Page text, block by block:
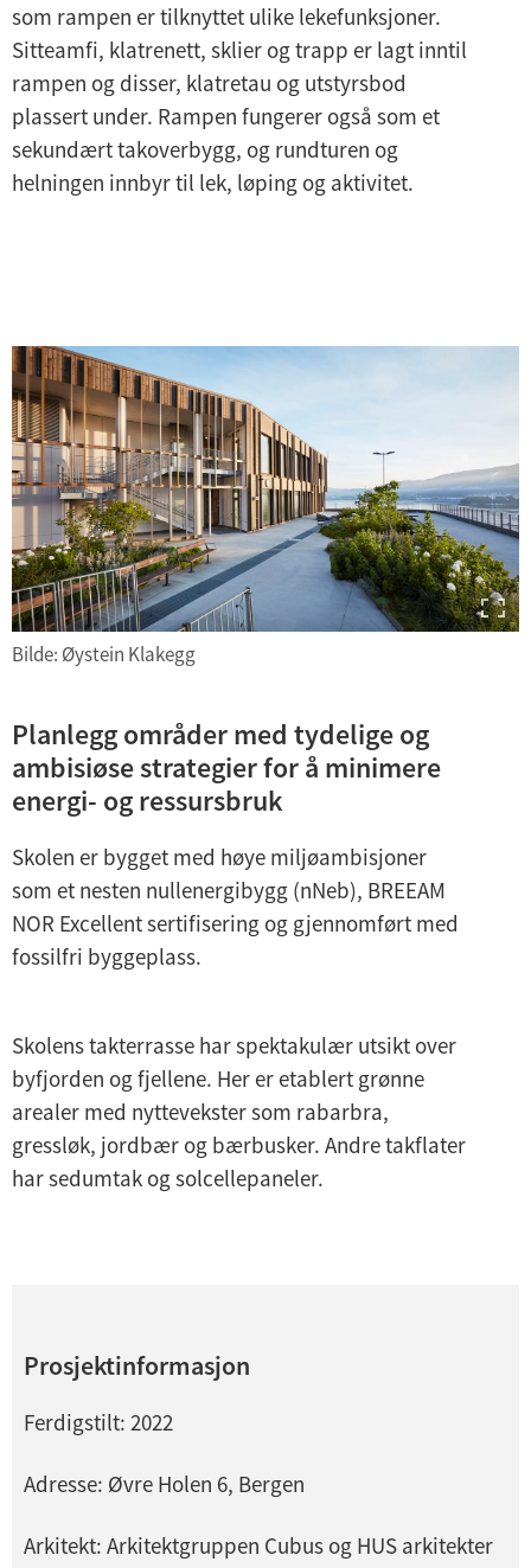
som rampen er tilknyttet ulike lekefunksjoner.
Sitteamfi, klatrenett, sklier og trapp er lagt inntil
rampen og disser, klatretau og utstyrsbod
plassert under. Rampen fungerer også som et
sekundært takoverbygg, og rundturen og
helningen innbyr til lek, løping og aktivitet.
Planlegg områder med tydelige og
ambisiøse strategier for å minimere
energi- og ressursbruk
Skolen er bygget med høye miljøambisjoner
som et nesten nullenergibygg (nNeb), BREEAM
NOR Excellent sertifisering og gjennomført med
fossilfri byggeplass.
Skolens takterrasse har spektakulær utsikt over
byfjorden og fjellene. Her er etablert grønne
arealer med nyttevekster som rabarbra,
gressløk, jordbær og bærbusker. Andre takflater
har sedumtak og solcellepaneler.
Bilde: Øystein Klakegg
Prosjektinformasjon
Ferdigstilt: 2022
Adresse: Øvre Holen 6, Bergen
Arkitekt: Arkitektgruppen Cubus og HUS arkitekter